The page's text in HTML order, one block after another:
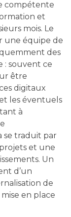
compétente
et
mois. Le
une équipe de
des
: souvent ce
être
digitaux
les éventuels
à
se traduit par
et une
Un
d’un
de
en place